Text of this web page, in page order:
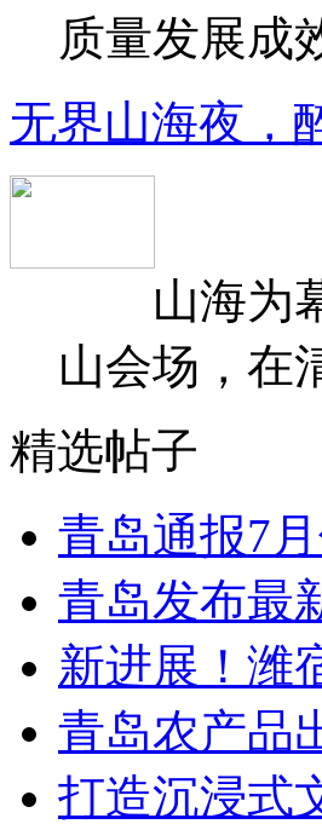
质量发展成
无界山海夜
山海为幕
山会场，在
精选帖子
青岛通报7
青岛发布最
新进展！潍
青岛农产品
打造沉浸式